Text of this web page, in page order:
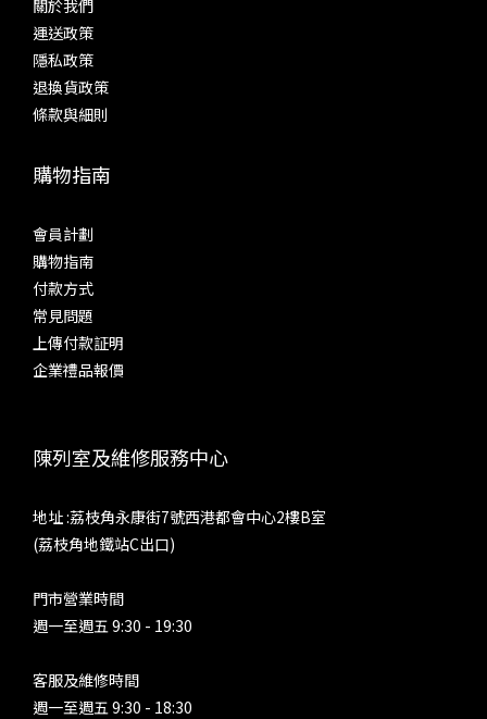
關於我們
運送政策
隱私政策
退換貨政策
條款與細則
購物指南
會員計劃
購物指南
付款方式
常見問題
上傳付款証明
企業禮品報價
陳列室及維修服務中心
地址 :荔枝角永康街7號西港都會中心2樓B室
(荔枝角地鐵站C出口)
門市營業時間
週一至週五 9:30 - 19:30
客服及維修時間
週一至週五 9:30 - 18:30